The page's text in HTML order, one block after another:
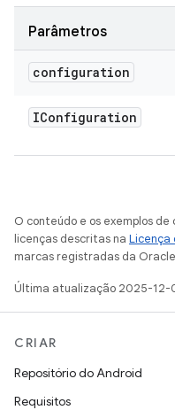
Parâmetros
configuration
IConfiguration
O conteúdo e os exemplos
licenças descritas na Licença
marcas registradas da
Última atualização 2025-12-
CRIAR
Repositório do Android
Requisitos